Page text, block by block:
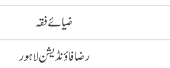
ضیائے فقہ
رضا فاؤنڈیشن لاہور